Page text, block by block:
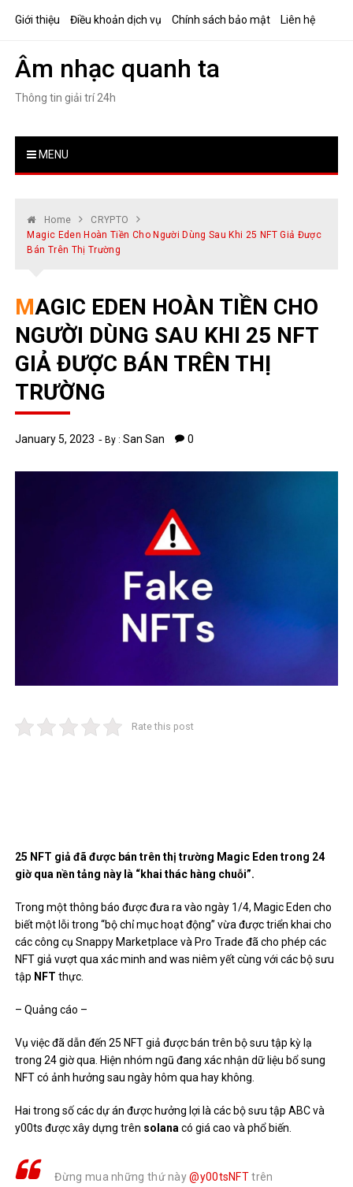
Giới thiệu Điều khoản dịch vụ Chính sách bảo mật Liên hệ
Âm nhạc quanh ta
Thông tin giải trí 24h
MENU
Home
CRYPTO
Magic Eden Hoàn Tiền Cho Người Dùng Sau Khi 25 NFT Giả Được
Bán Trên Thị Trường
MAGIC EDEN HOÀN TIỀN CHO
NGƯỜI DÙNG SAU KHI 25 NFT
GIẢ ĐƯỢC BÁN TRÊN THỊ
TRƯỜNG
January 5, 2023 By :San San 0
Rate this post
25 NFT giả đã được bán trên thị trường Magic Eden trong 24
giờ qua nền tảng này là “khai thác hàng chuỗi”.
Trong một thông báo được đưa ra vào ngày 1/4, Magic Eden cho
biết một lỗi trong “bộ chỉ mục hoạt động” vừa được triển khai cho
các công cụ Snappy Marketplace và Pro Trade đã cho phép các
NFT giả vượt qua xác minh and was niêm yết cùng với các bộ sưu
tập NFT thực.
– Quảng cáo –
Vụ việc đã dẫn đến 25 NFT giả được bán trên bộ sưu tập kỳ lạ
trong 24 giờ qua. Hiện nhóm ngũ đang xác nhận dữ liệu bổ sung
NFT có ảnh hưởng sau ngày hôm qua hay không.
Hai trong số các dự án được hưởng lợi là các bộ sưu tập ABC và
y00ts được xây dựng trên solanacó giá cao và phổ biến.
Đừng mua những thứ này@y00tsNFTtrên